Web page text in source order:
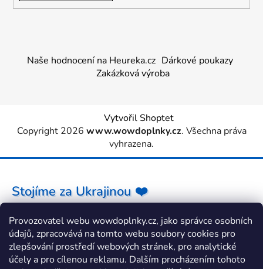
Provozovatel webu wowdoplnky.cz, jako správce osobních
údajů, zpracovává na tomto webu soubory cookies pro
zlepšování prostředí webových stránek, pro analytické
účely a pro cílenou reklamu. Dalším procházením tohoto
Naše hodnocení na Heureka.cz Dárkové poukazy
Zakázková výroba
Vytvořil Shoptet
Copyright 2026 www.wowdoplnky.cz. Všechna práva
vyhrazena.
Stojíme za Ukrajinou ❤️
Jak a čím pomoci »